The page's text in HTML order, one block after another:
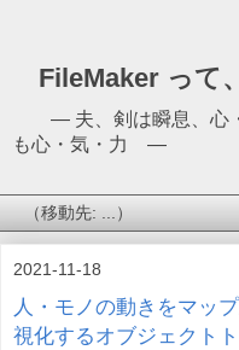
FileMaker って
― 夫、剣は瞬息、心・
も心・気・力 ―
2021-11-18
人・モノの動きをマッ
視化するオブジェクト